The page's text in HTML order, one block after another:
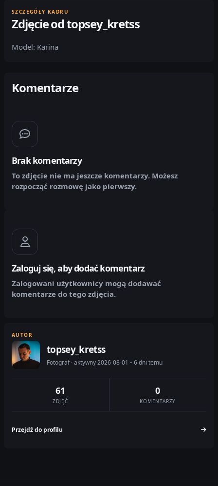
SZCZEGÓŁY KADRU
Zdjęcie od topsey_kretss
Model: Karina
Komentarze
Brak komentarzy
To zdjęcie nie ma jeszcze komentarzy. Możesz
rozpocząć rozmowę jako pierwszy.
Zaloguj się, aby dodać komentarz
Zalogowani użytkownicy mogą dodawać
komentarze do tego zdjęcia.
AUTOR
topsey_kretss
Fotograf · aktywny 2026-08-01 • 6 dni temu
61
ZDJĘĆ
0
KOMENTARZY
Przejdź do profilu